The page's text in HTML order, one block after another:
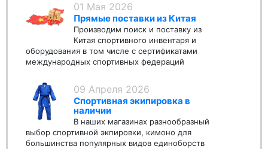
01 Мая 2026
Прямые поставки из Китая
Производим поиск и поставку из
Китая спортивного инвентаря и
оборудования в том числе с сертификатами
международных спортивных федераций
09 Апреля 2026
Спортивная экипировка в
наличии
В наших магазинах разнообразный
выбор спортивной экпировки, кимоно для
большинства популярных видов единоборств